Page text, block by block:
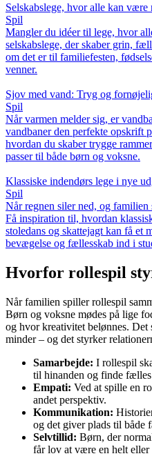
Selskabslege, hvor alle kan være
Spil
Mangler du idéer til lege, hvor
selskabslege, der skaber grin,
om det er til familiefesten,
venner.
Sjov med vand: Tryg og
Spil
Når varmen melder sig, er
vandbaner den perfekte opskrift
hvordan du skaber trygge
passer til både børn og voksne.
Klassiske indendørs lege i nye
Spil
Når regnen siler ned, og
Få inspiration til, hvordan
stoledans og skattejagt kan få et
bevægelse og fællesskab ind i
Hvorfor rollespil
Når familien spiller rollespil
Børn og voksne mødes på lige
og hvor kreativitet belønnes.
minder – og det styrker
Samarbejde: I rollespil
til hinanden og finde
Empati: Ved at spille en
andet perspektiv.
Kommunikation:
og det giver plads til både
Selvtillid: Børn, der
får lov at være en helt